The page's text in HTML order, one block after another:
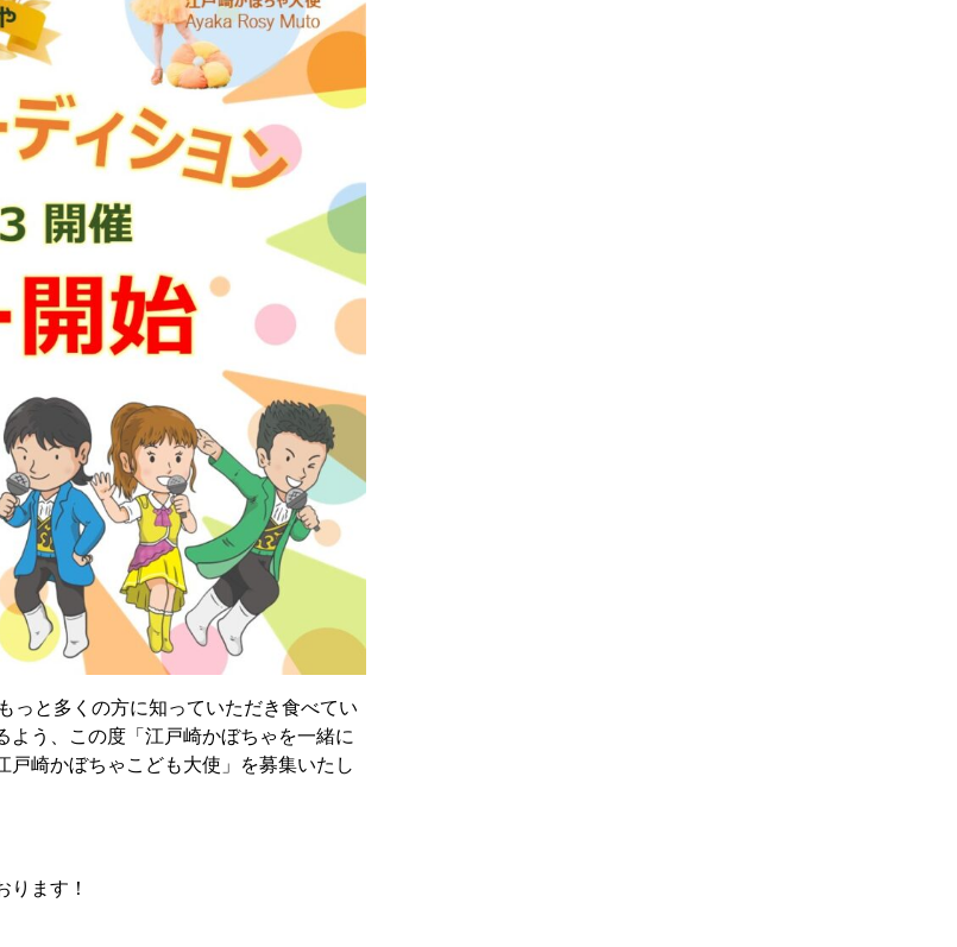
っと多くの方に知っていただき食べてい
う、この度「江戸崎かぼちゃを一緒に
崎かぼちゃこども大使」を募集いたし
ます！